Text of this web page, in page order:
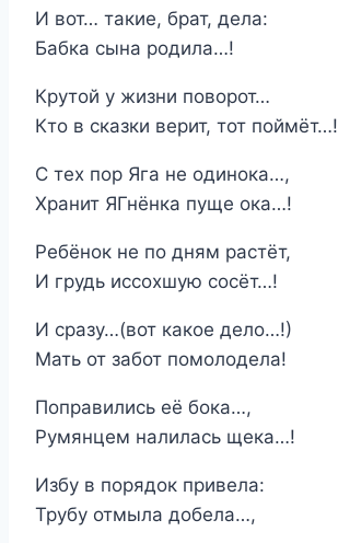
И вот… такие, брат, дела:
Бабка сына родила…!
Крутой у жизни поворот…
Кто в сказки верит, тот поймёт…!
С тех пор Яга не одинока…,
Хранит ЯГнёнка пуще ока…!
Ребёнок не по дням растёт,
И грудь иссохшую сосёт…!
И сразу…(вот какое дело…!)
Мать от забот помолодела!
Поправились её бока…,
Румянцем налилась щека…!
Избу в порядок привела:
Трубу отмыла добела…,